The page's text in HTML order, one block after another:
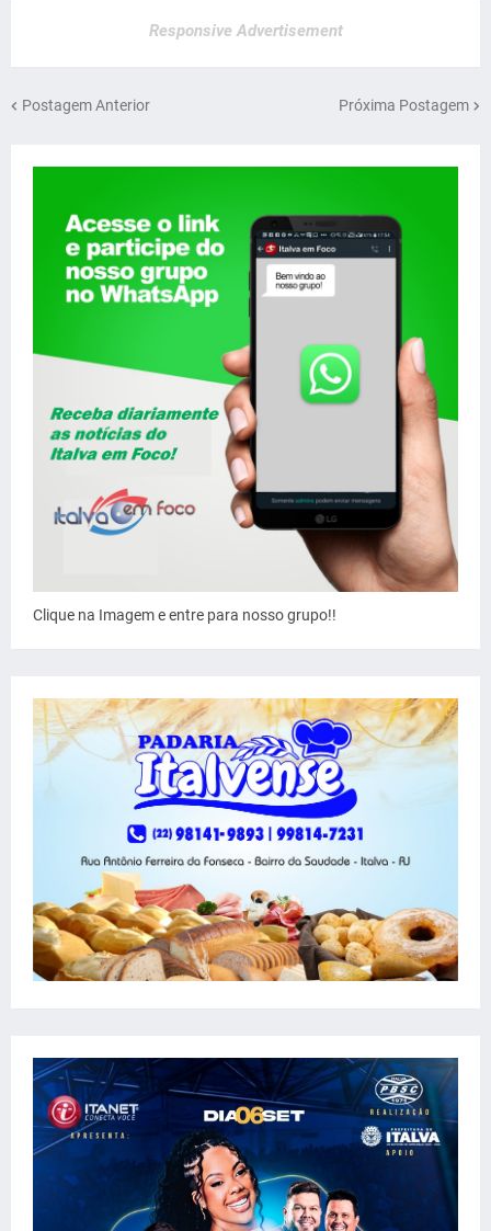
Responsive Advertisement
Postagem Anterior Próxima Postagem
Clique na Imagem e entre para nosso grupo!!